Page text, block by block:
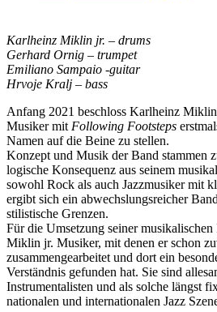
Karlheinz Miklin jr. – drums
Gerhard Ornig – trumpet
Emiliano Sampaio -guitar
Hrvoje Kralj – bass
Anfang 2021 beschloss Karlheinz
Musiker mit Following Footsteps
Namen auf die Beine zu stellen.
Konzept und Musik der Band stammen
logische Konsequenz aus seinem
sowohl Rock als auch Jazzmusiker mit
ergibt sich ein abwechslungsreicher
stilistische Grenzen.
Für die Umsetzung seiner
Miklin jr. Musiker, mit denen er schon
zusammengearbeitet und dort ein
Verständnis gefunden hat. Sie sind
Instrumentalisten und als solche längst
nationalen und internationalen Jazz